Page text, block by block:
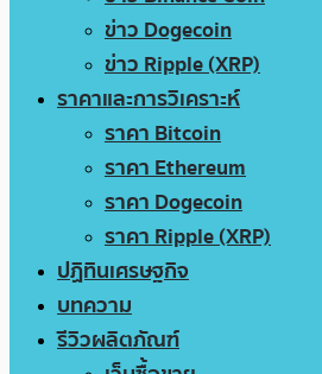
ข่าว Dogecoin
ข่าว Ripple (XRP)
ราคาและการวิเคราะห์
ราคา Bitcoin
ราคา Ethereum
ราคา Dogecoin
ราคา Ripple (XRP)
ปฏิทินเศรษฐกิจ
บทความ
รีวิวผลิตภัณฑ์